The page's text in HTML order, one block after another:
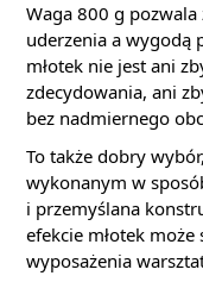
Waga 800 g
uderzenia a wygodą
młotek nie jest ani
zdecydowania, ani
bez nadmiernego
To także dobry
wykonanym w
i przemyślana
efekcie młotek może
wyposażenia